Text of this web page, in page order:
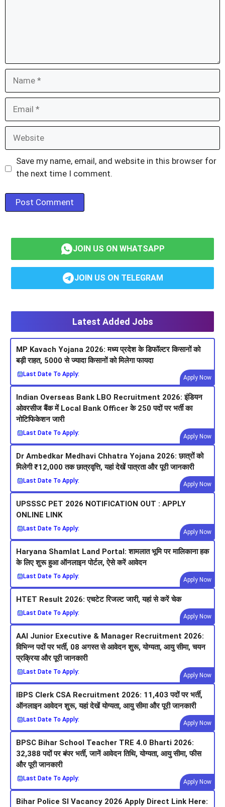
Save my name, email, and website in this browser for
the next time I comment.
JOIN US ON WHATSAPP
JOIN US ON TELEGRAM
Latest Added Jobs
MP Kavach Yojana 2026: मध्य प्रदेश के डिफॉल्टर किसानों को
बड़ी राहत, 5000 से ज्यादा किसानों को मिलेगा फायदा
Last Date To Apply:
Apply Now
Indian Overseas Bank LBO Recruitment 2026: इंडियन
ओवरसीज बैंक में Local Bank Officer के 250 पदों पर भर्ती का
नोटिफिकेशन जारी
Last Date To Apply:
Apply Now
Dr Ambedkar Medhavi Chhatra Yojana 2026: छात्रों को
मिलेगी ₹12,000 तक छात्रवृत्ति, यहां देखें पात्रता और पूरी जानकारी
Last Date To Apply:
Apply Now
UPSSSC PET 2026 NOTIFICATION OUT : APPLY
ONLINE LINK
Last Date To Apply:
Apply Now
Haryana Shamlat Land Portal: शामलात भूमि पर मालिकाना हक
के लिए शुरू हुआ ऑनलाइन पोर्टल, ऐसे करें आवेदन
Last Date To Apply:
Apply Now
HTET Result 2026: एचटेट रिजल्ट जारी, यहां से करें चेक
Last Date To Apply:
Apply Now
AAI Junior Executive & Manager Recruitment 2026:
विभिन्न पदों पर भर्ती, 08 अगस्त से आवेदन शुरू, योग्यता, आयु सीमा, चयन
प्रक्रिया और पूरी जानकारी
Last Date To Apply:
Apply Now
IBPS Clerk CSA Recruitment 2026: 11,403 पदों पर भर्ती,
ऑनलाइन आवेदन शुरू, यहां देखें योग्यता, आयु सीमा और पूरी जानकारी
Last Date To Apply:
Apply Now
BPSC Bihar School Teacher TRE 4.0 Bharti 2026:
32,388 पदों पर बंपर भर्ती, जानें आवेदन तिथि, योग्यता, आयु सीमा, फीस
और पूरी जानकारी
Last Date To Apply:
Apply Now
Bihar Police SI Vacancy 2026 Apply Direct Link Here: